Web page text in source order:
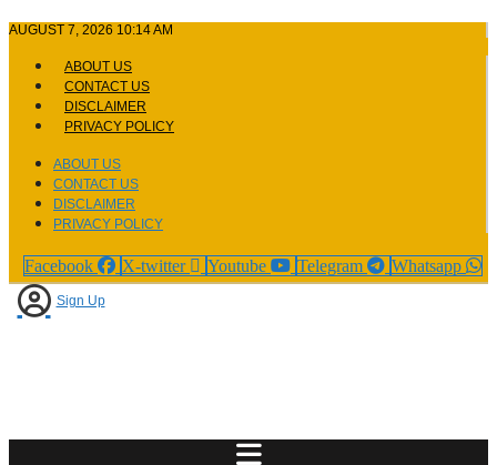
to
AUGUST 7, 2026 10:14 AM
ABOUT US
CONTACT US
DISCLAIMER
PRIVACY POLICY
ABOUT US
CONTACT US
DISCLAIMER
PRIVACY POLICY
Facebook X-twitter Youtube Telegram Whatsapp
Sign Up